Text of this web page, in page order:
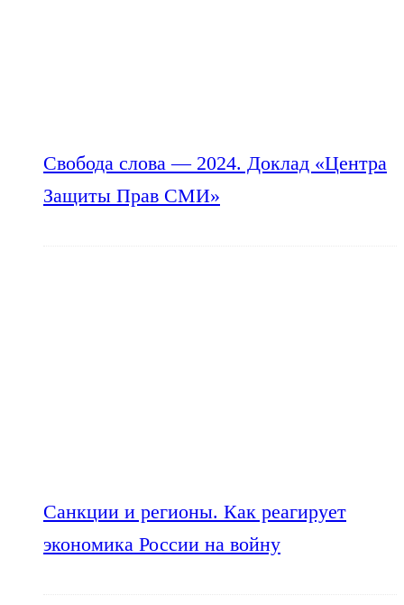
Свобода слова — 2024. Доклад «Центра
Защиты Прав СМИ»
Санкции и регионы. Как реагирует
экономика России на войну